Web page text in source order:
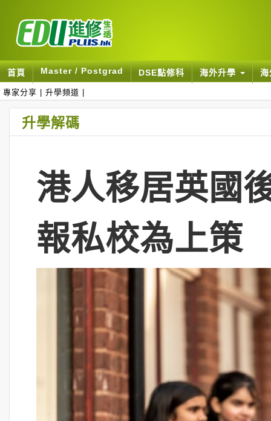
首頁 Master / Postgrad DSE點修科 海外升學
專家分享 升學頻道
升學解碼
港人移居英國
報私校為上策